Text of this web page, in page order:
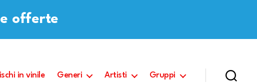
offerte
in vinile Generi Artisti Gruppi